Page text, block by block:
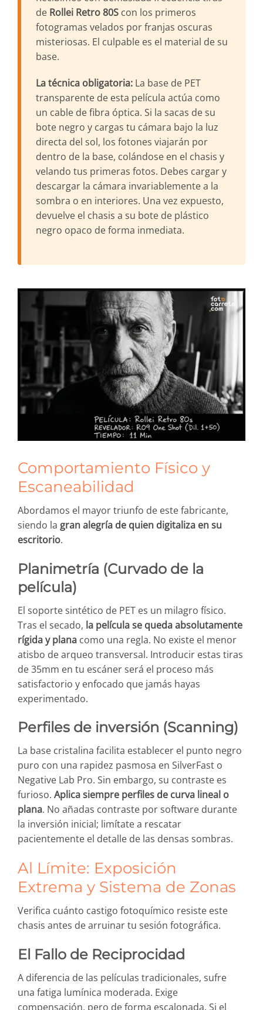
de Rollei Retro 80S con los primeros
fotogramas velados por franjas oscuras
misteriosas. El culpable es el material de su
base.
La técnica obligatoria: La base de PET
transparente de esta película actúa como
un cable de fibra óptica. Si la sacas de su
bote negro y cargas tu cámara bajo la luz
directa del sol, los fotones viajarán por
dentro de la base, colándose en el chasis y
velando tus primeras fotos. Debes cargar y
descargar la cámara invariablemente a la
sombra o en interiores. Una vez expuesto,
devuelve el chasis a su bote de plástico
negro opaco de forma inmediata.
Comportamiento Físico y
Escaneabilidad
Abordamos el mayor triunfo de este fabricante,
siendo la gran alegría de quien digitaliza en su
escritorio.
Planimetría (Curvado de la
película)
El soporte sintético de PET es un milagro físico.
Tras el secado, la película se queda absolutamente
rígida y plana como una regla. No existe el menor
atisbo de arqueo transversal. Introducir estas tiras
de 35mm en tu escáner será el proceso más
satisfactorio y enfocado que jamás hayas
experimentado.
Perfiles de inversión (Scanning)
La base cristalina facilita establecer el punto negro
puro con una rapidez pasmosa en SilverFast o
Negative Lab Pro. Sin embargo, su contraste es
furioso. Aplica siempre perfiles de curva lineal o
plana. No añadas contraste por software durante
la inversión inicial; limítate a rescatar
pacientemente el detalle de las densas sombras.
Al Límite: Exposición
Extrema y Sistema de Zonas
Verifica cuánto castigo fotoquímico resiste este
chasis antes de arruinar tu sesión fotográfica.
El Fallo de Reciprocidad
A diferencia de las películas tradicionales, sufre
una fatiga lumínica moderada. Exige
compensación, pero de forma escalonada. Si el